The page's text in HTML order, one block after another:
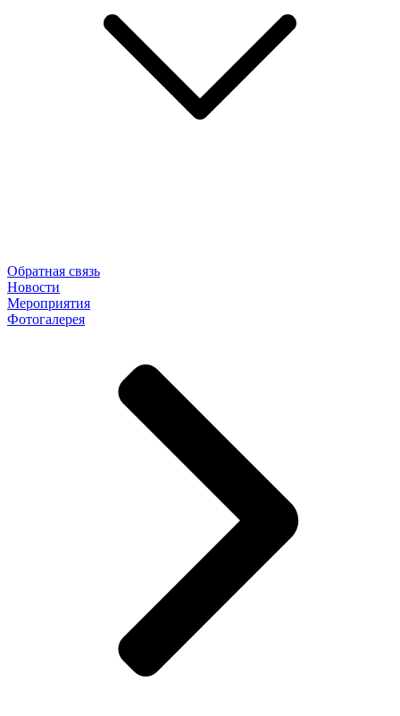
Обратная связь
Новости
Мероприятия
Фотогалерея